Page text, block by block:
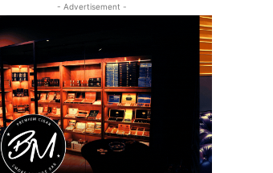
- Advertisement -